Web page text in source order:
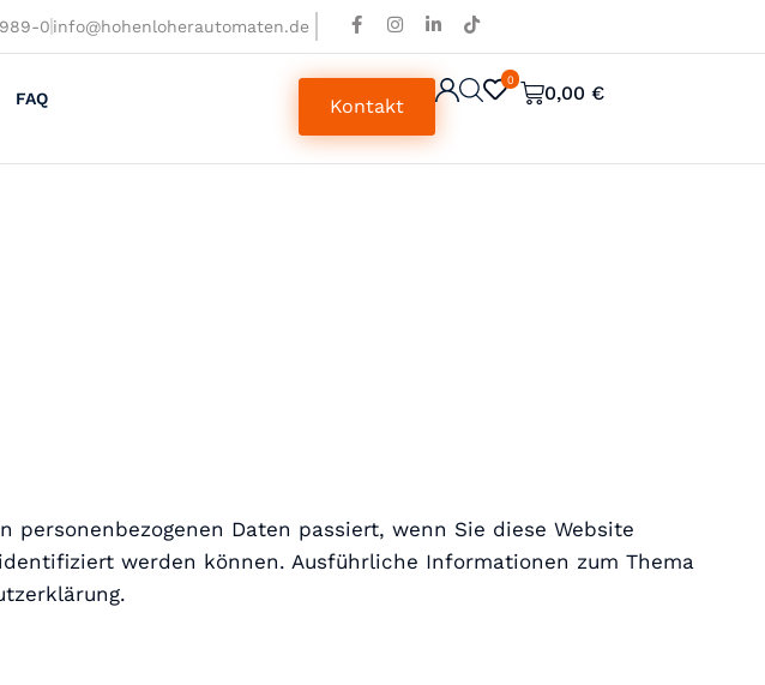
0 info@hohenloherautomaten.de
FAQ Kontakt
0
0,00 €
Daten passiert, wenn Sie diese Website
werden können. Ausführliche Informationen zum Thema